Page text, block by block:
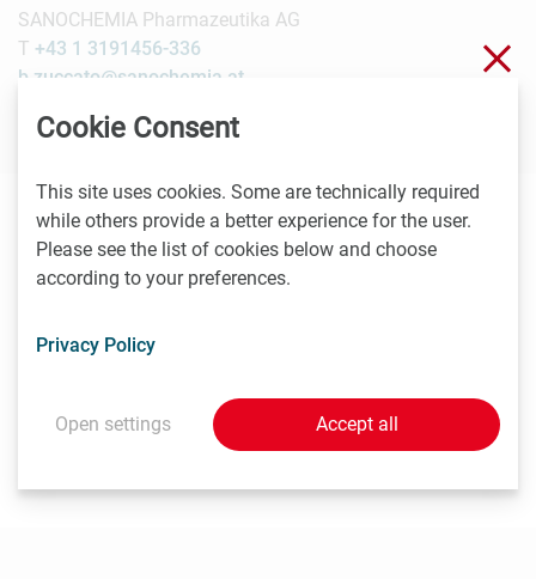
SANOCHEMIA Pharmazeutika AG
T +43 1 3191456-336
b.zuccato@sanochemia.at
The sender takes full responsibility for the content of this
news item. Content may include forward-looking
statements which, at the time they were made, were based
not to rely on these forward-looking statements.
As a life sciences organization based in Vienna, would you
like us to promote your news and events? If so, please send
Cookie Consent
This site uses cookies. Some are technically required
while others provide a better experience for the user.
Please see the list of cookies below and choose
according to your preferences.
Privacy Policy
Open settings Accept all